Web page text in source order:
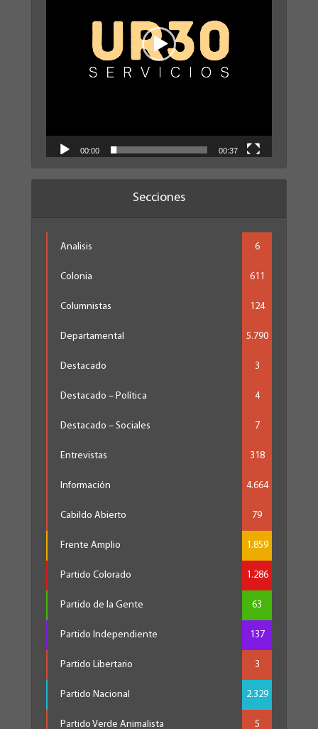
00:00 00:37
Secciones
Analisis 6
Colonia 611
Columnistas 124
Departamental 5.790
Destacado 3
Destacado – Política 4
Destacado – Sociales 7
Entrevistas 318
Información 4.664
Cabildo Abierto 79
Frente Amplio 1.859
Partido Colorado 1.286
Partido de la Gente 63
Partido Independiente 137
Partido Libertario 3
Partido Nacional 2.329
Partido Verde Animalista 5